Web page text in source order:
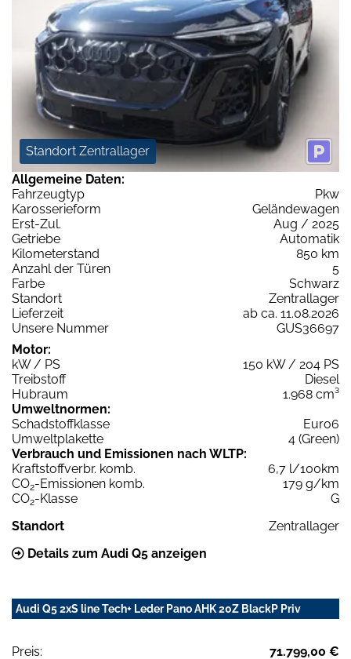
Standort Zentrallager
Allgemeine Daten:
Fahrzeugtyp
Pkw
Karosserieform
Geländewagen
Erst-Zul.
Aug / 2025
Getriebe
Automatik
Kilometerstand
850 km
Anzahl der Türen
5
Farbe
Schwarz
Standort
Zentrallager
Lieferzeit
ab ca. 11.08.2026
Unsere Nummer
GUS36697
Motor:
kW / PS
150 kW / 204 PS
Treibstoff
Diesel
Hubraum
1.968 cm³
Umweltnormen:
Schadstoffklasse
Euro6
Umweltplakette
4 (Green)
Verbrauch und Emissionen nach WLTP:
Kraftstoffverbr. komb.
6,7 l/100km
CO2-Emissionen komb.
179 g/km
CO2-Klasse
G
Standort
Zentrallager
Details zum Audi Q5 anzeigen
Audi Q5 2xS line Tech+ Leder Pano AHK 20Z BlackP Priv
Preis: 71.799,00 €